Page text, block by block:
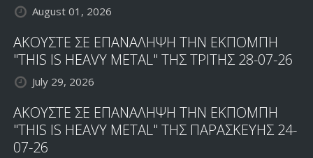
August 01, 2026
ΑΚΟΥΣΤΕ ΣΕ ΕΠΑΝΑΛΗΨΗ ΤΗΝ ΕΚΠΟΜΠΗ
"THIS IS HEAVY METAL" ΤΗΣ ΤΡΙΤΗΣ 28-07-26
July 29, 2026
ΑΚΟΥΣΤΕ ΣΕ ΕΠΑΝΑΛΗΨΗ ΤΗΝ ΕΚΠΟΜΠΗ
"THIS IS HEAVY METAL" ΤΗΣ ΠΑΡΑΣΚΕΥΗΣ 24-
07-26